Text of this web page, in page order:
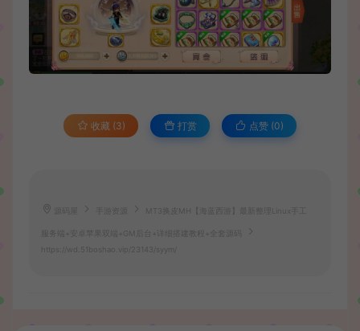
收藏 (3) 打赏 点赞 (0)
手游资源 MT3换皮MH【海蓝西游】最新整理Linux手工
服务端+安卓苹果双端+GM后台+详细搭建教程+全套源码
https://wd.51boshao.vip/23143/syym/